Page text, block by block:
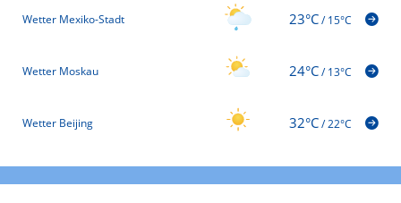
Wetter Mexiko-Stadt 23°C/15°C
Wetter Moskau 24°C/13°C
Wetter Beijing 32°C/22°C